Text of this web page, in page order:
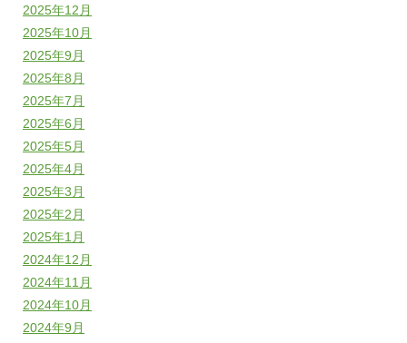
2025年12月
2025年10月
2025年9月
2025年8月
2025年7月
2025年6月
2025年5月
2025年4月
2025年3月
2025年2月
2025年1月
2024年12月
2024年11月
2024年10月
2024年9月